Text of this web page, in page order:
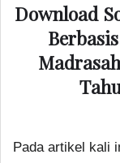
Download
Pada artikel kali